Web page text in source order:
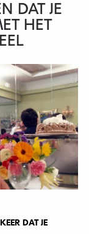
DAT JE
HET
DAT JE